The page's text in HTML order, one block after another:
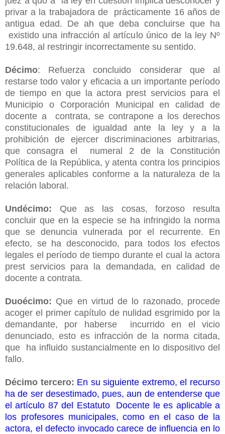
privar a la trabajadora de prácticamente 16 años de
antigua edad. De ah que deba concluirse que ha
existido una infracción al artículo único de la ley Nº
19.648, al restringir incorrectamente su sentido.
Décimo: Refuerza concluido considerar que al
restarse todo valor y eficacia a un importante período
de tiempo en que la actora prest servicios para el
Municipio o Corporación Municipal en calidad de
docente a contrata, se contrapone a los derechos
constitucionales de igualdad ante la ley y a la
prohibición de ejercer discriminaciones arbitrarias,
que consagra el numeral 2 de la Constitución
Política de la República, y atenta contra los principios
generales aplicables conforme a la naturaleza de la
relación laboral.
Undécimo: Que as las cosas, forzoso resulta
concluir que en la especie se ha infringido la norma
que se denuncia vulnerada por el recurrente. En
efecto, se ha desconocido, para todos los efectos
legales el período de tiempo durante el cual la actora
prest servicios para la demandada, en calidad de
docente a contrata.
Duoécimo: Que en virtud de lo razonado, procede
acoger el primer capítulo de nulidad esgrimido por la
demandante, por haberse incurrido en el vicio
denunciado, esto es infracción de la norma citada,
que ha influido sustancialmente en lo dispositivo del
fallo.
Décimo tercero: En su siguiente extremo, el recurso
ha de ser desestimado, pues, aun de entenderse que
el artículo 87 del Estatuto Docente le es aplicable a
los profesores municipales, como en el caso de la
actora, el defecto invocado carece de influencia en lo